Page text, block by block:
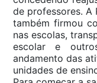
de professores. A
também firmou
nas escolas,
escolar e
andamento das
unidades de